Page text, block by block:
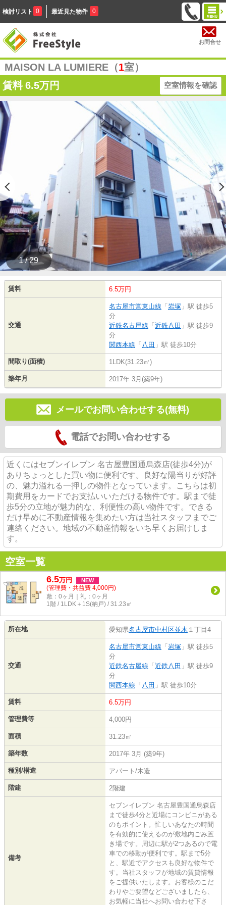
検討リスト 0 最近見た物件 0
お問合せ
MAISON LA LUMIERE（1室）
賃料 6.5万円 空室情報を確認
1 / 29
賃料 6.5万円
交通
名古屋市営東山線 「 岩塚 」駅 徒歩5
分
近鉄名古屋線 「 近鉄八田 」駅 徒歩9
分
関西本線 「 八田 」駅 徒歩10分
間取り(面積) 1LDK(31.23㎡)
築年月 2017年 3月(築9年)
メールでお問い合わせする(無料)
電話でお問い合わせする
近くにはセブンイレブン 名古屋豊国通烏森店(徒歩4分)が
ありちょっとした買い物に便利です。良好な陽当りが好評
の、魅力溢れる一押しの物件となっています。こちらは初
期費用をカードでお支払いいただける物件です。駅まで徒
歩5分の立地が魅力的な、利便性の高い物件です。できる
だけ早めに不動産情報を集めたい方は当社スタッフまでご
連絡ください。地域の不動産情報をいち早くお届けしま
す。
空室一覧
6.5万円 NEW
(管理費・共益費 4,000円)
敷：0ヶ月｜礼：0ヶ月
1階 / 1LDK＋1S(納戸) / 31.23㎡
所在地 愛知県名古屋市中村区並木 １丁目4
交通
名古屋市営東山線 「 岩塚 」駅 徒歩5
分
近鉄名古屋線 「 近鉄八田 」駅 徒歩9
分
関西本線 「 八田 」駅 徒歩10分
賃料 6.5万円
管理費等 4,000円
面積 31.23㎡
築年数 2017年 3月 (築9年)
種別/構造 アパート/木造
階建 2階建
備考
セブンイレブン 名古屋豊国通烏森店
まで徒歩4分と近場にコンビニがある
のもポイント。忙しいあなたの時間
を有効的に使えるのが敷地内ごみ置
き場です。周辺に駅が2つあるので電
車での移動が便利です。駅まで5分
と、駅近でアクセスも良好な物件で
す。当社スタッフが地域の賃貸情報
をご提供いたします。お客様のこだ
わりやご要望などございましたら、
お気軽に当社へお問い合わせ下さ